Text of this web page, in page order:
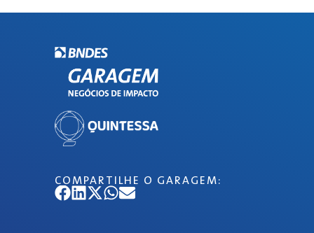
COMPARTILHE O GARAGEM: